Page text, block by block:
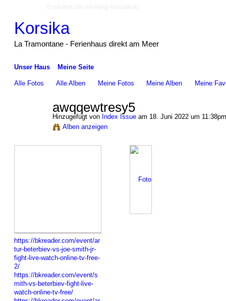
Korsika
La Tramontane - Ferienhaus direkt am Meer
Unser Haus Meine Seite
Alle Fotos Alle Alben Meine Fotos Meine Alben‎ Meine
awqqewtresy5
Hinzugefügt von Index Issueam 18. Juni 2022 um 11:38pm
Alben anzeigen
https://bkreader.com/event/ar
tur-beterbiev-vs-joe-smith-jr-
fight-live-watch-online-tv-free-
2/
https://bkreader.com/event/s
mith-vs-beterbiev-fight-live-
watch-online-tv-free/